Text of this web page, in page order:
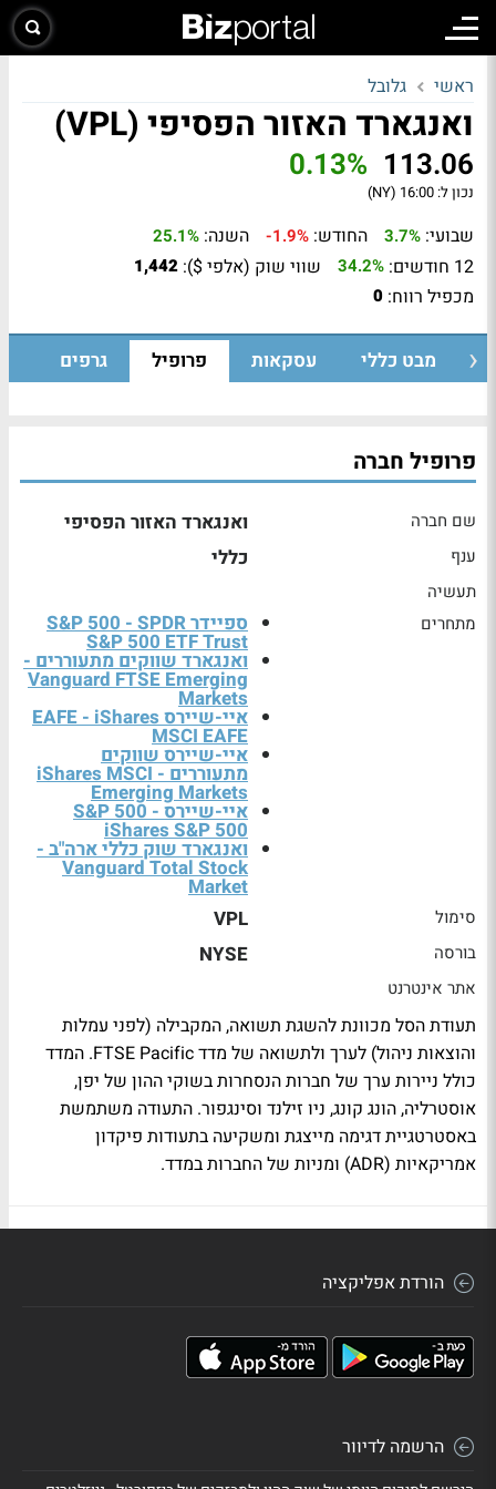
ראשי גלובל
ואנגארד האזור הפסיפי (VPL)
113.06
0.13%
נכון ל: 16:00 (NY)
שבועי: 3.7% החודש: -1.9% השנה: 25.1%
12 חודשים: 34.2% שווי שוק (אלפי $): 1,442
מכפיל רווח: 0
מבט כללי עסקאות פרופיל גרפים
פרופיל חברה
שם חברה ואנגארד האזור הפסיפי
ענף כללי
תעשיה
מתחרים
ספיידר S&P 500 - SPDR
S&P 500 ETF Trust
ואנגארד שווקים מתעוררים -
Vanguard FTSE Emerging
Markets
איי-שיירס EAFE - iShares
MSCI EAFE
איי-שיירס שווקים
מתעוררים - iShares MSCI
Emerging Markets
איי-שיירס S&P 500 -
iShares S&P 500
ואנגארד שוק כללי ארה"ב -
Vanguard Total Stock
Market
סימול VPL
בורסה NYSE
אתר אינטרנט
תעודת הסל מכוונת להשגת תשואה, המקבילה (לפני עמלות
והוצאות ניהול) לערך ולתשואה של מדד FTSE Pacific. המדד
כולל ניירות ערך של חברות הנסחרות בשוקי ההון של יפן,
אוסטרליה, הונג קונג, ניו זילנד וסינגפור. התעודה משתמשת
באסטרטגיית דגימה מייצגת ומשקיעה בתעודות פיקדון
אמריקאיות (ADR) ומניות של החברות במדד.
הורדת אפליקציה
הרשמה לדיוור